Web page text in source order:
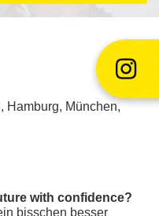
Hamburg, München,
with confidence?
bisschen besser